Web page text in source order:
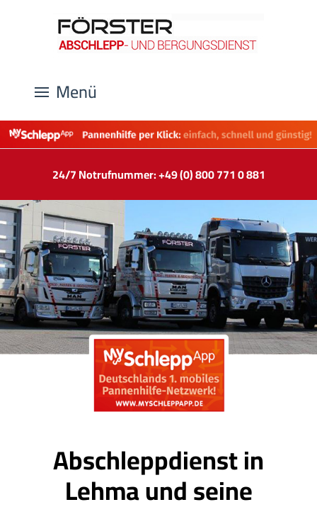
Menü
24/7 Notrufnummer: +49 (0) 800 771 0 881
Abschleppdienst in
Lehma und seine